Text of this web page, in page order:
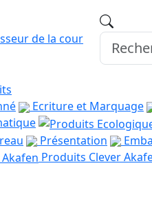
Ecriture et Marquage
Présentation
Produits Clever